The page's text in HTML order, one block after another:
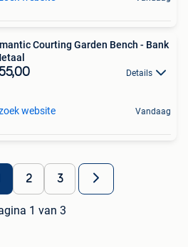
Courting Garden Bench - Bank
Details
website Vandaag
2 3
1 van 3